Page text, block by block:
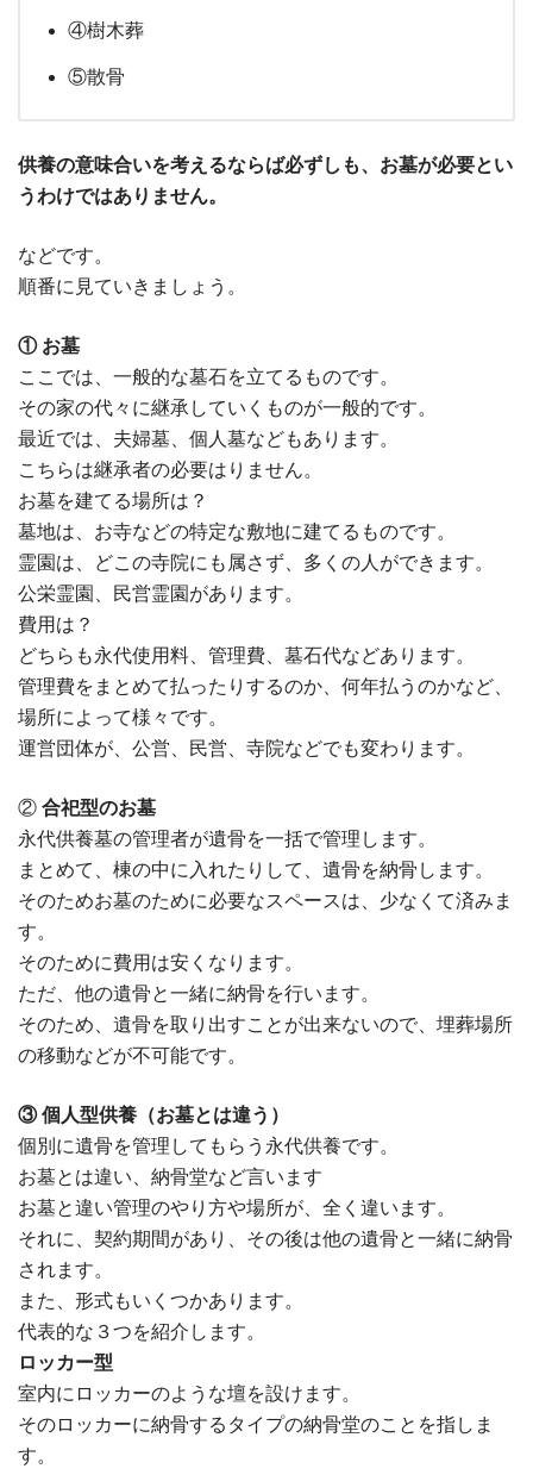
④樹木葬
⑤散骨
供養の意味合いを考えるならば必ずしも、お墓が必要とい
うわけではありません。
などです。
順番に見ていきましょう。
① お墓
ここでは、一般的な墓石を立てるものです。
その家の代々に継承していくものが一般的です。
最近では、夫婦墓、個人墓などもあります。
こちらは継承者の必要はりません。
お墓を建てる場所は？
墓地は、お寺などの特定な敷地に建てるものです。
霊園は、どこの寺院にも属さず、多くの人ができます。
公栄霊園、民営霊園があります。
費用は？
どちらも永代使用料、管理費、墓石代などあります。
管理費をまとめて払ったりするのか、何年払うのかなど、
場所によって様々です。
運営団体が、公営、民営、寺院などでも変わります。
② 合祀型のお墓
永代供養墓の管理者が遺骨を一括で管理します。
まとめて、棟の中に入れたりして、遺骨を納骨します。
そのためお墓のために必要なスペースは、少なくて済みま
す。
そのために費用は安くなります。
ただ、他の遺骨と一緒に納骨を行います。
そのため、遺骨を取り出すことが出来ないので、埋葬場所
の移動などが不可能です。
③ 個人型供養（お墓とは違う）
個別に遺骨を管理してもらう永代供養です。
お墓とは違い、納骨堂など言います
お墓と違い管理のやり方や場所が、全く違います。
それに、契約期間があり、その後は他の遺骨と一緒に納骨
されます。
また、形式もいくつかあります。
代表的な３つを紹介します。
ロッカー型
室内にロッカーのような壇を設けます。
そのロッカーに納骨するタイプの納骨堂のことを指しま
す。